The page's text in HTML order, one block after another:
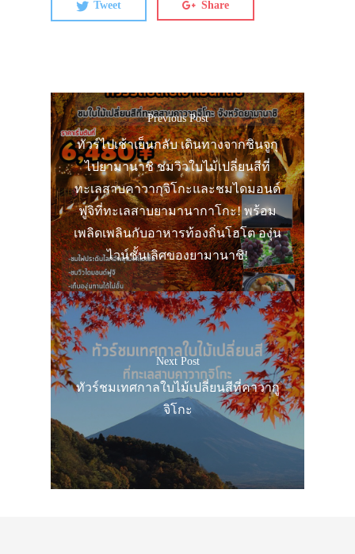
Tweet Share
Previous Post
ทัวร์ไปเช้าเย็นกลับ เดินทางจากชินจูกุ
ไปยามานาชิ ชมวิวใบไม้เปลี่ยนสีที่
ทะเลสาบคาวากุจิโกะและชมไดมอนด์
ฟูจิที่ทะเลสาบยามานากาโกะ! พร้อม
เพลิดเพลินกับอาหารท้องถิ่นโฮโต องุ่น
ไวน์ชั้นเลิศของยามานาชิ!
Next Post
ทัวร์ชมเทศกาลใบไม้เปลี่ยนสีที่คาวากู
จิโกะ